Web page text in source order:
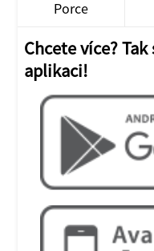
Porce
Chcete více?
aplikaci!